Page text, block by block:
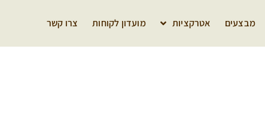
מבצעים אטרקציות מועדון לקוחות צרו קשר